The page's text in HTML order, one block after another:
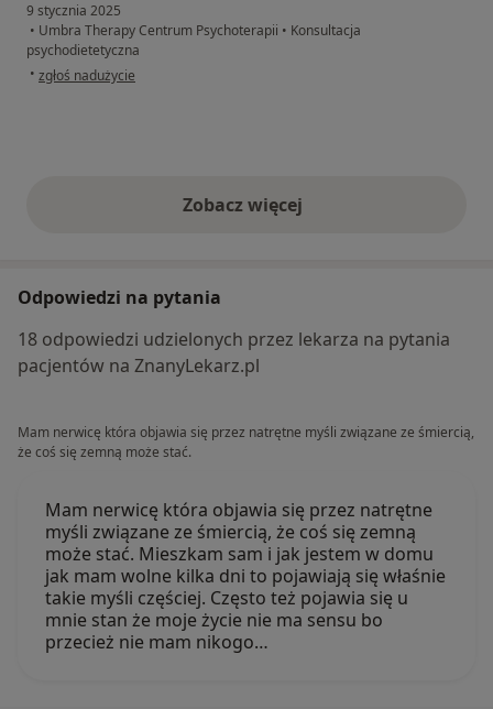
9 stycznia 2025
• Umbra Therapy Centrum Psychoterapii • Konsultacja
psychodietetyczna
• w opinii użytkownika Angelika 100
zgłoś nadużycie
Zobacz więcejopinie powyżej
Odpowiedzi na pytania
18 odpowiedzi udzielonych przez lekarza na pytania
pacjentów na ZnanyLekarz.pl
Mam nerwicę która objawia się przez natrętne myśli związane ze śmiercią,
że coś się zemną może stać.
Mam nerwicę która objawia się przez natrętne
myśli związane ze śmiercią, że coś się zemną
może stać. Mieszkam sam i jak jestem w domu
jak mam wolne kilka dni to pojawiają się właśnie
takie myśli częściej. Często też pojawia się u
mnie stan że moje życie nie ma sensu bo
przecież nie mam nikogo…